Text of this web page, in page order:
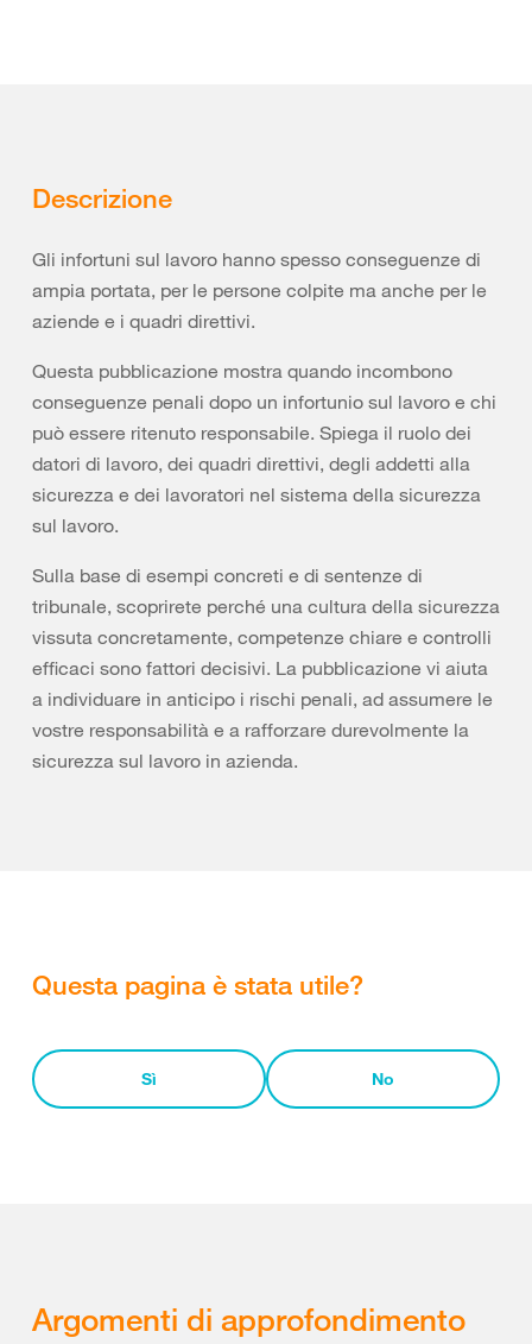
Descrizione
Gli infortuni sul lavoro hanno spesso conseguenze di
ampia portata, per le persone colpite ma anche per le
aziende e i quadri direttivi.
Questa pubblicazione mostra quando incombono
conseguenze penali dopo un infortunio sul lavoro e chi
può essere ritenuto responsabile. Spiega il ruolo dei
datori di lavoro, dei quadri direttivi, degli addetti alla
sicurezza e dei lavoratori nel sistema della sicurezza
sul lavoro.
Sulla base di esempi concreti e di sentenze di
tribunale, scoprirete perché una cultura della sicurezza
vissuta concretamente, competenze chiare e controlli
efficaci sono fattori decisivi. La pubblicazione vi aiuta
a individuare in anticipo i rischi penali, ad assumere le
vostre responsabilità e a rafforzare durevolmente la
sicurezza sul lavoro in azienda.
Questa pagina è stata utile?
Sì No
Argomenti di approfondimento